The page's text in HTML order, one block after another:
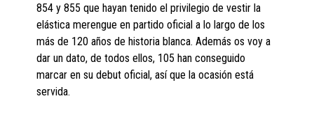
854 y 855 que hayan tenido el privilegio de vestir la
elástica merengue en partido oficial a lo largo de los
más de 120 años de historia blanca. Además os voy a
dar un dato, de todos ellos, 105 han conseguido
marcar en su debut oficial, así que la ocasión está
servida.